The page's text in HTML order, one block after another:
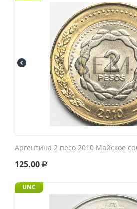
Аргентина 2 песо 2010 Майское
125.00 Р
UNC